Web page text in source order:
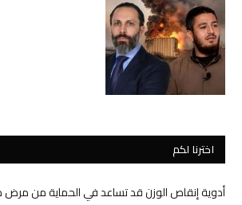
اخترنا لكم
أدوية إنقاص الوزن قد تساعد في الحماية من